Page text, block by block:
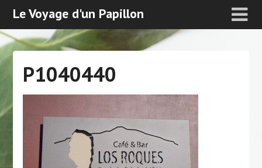
Le Voyage d'un Papillon
P1040440